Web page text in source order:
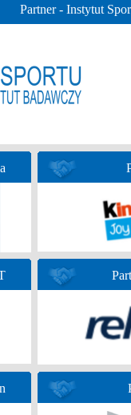
Partner - Instytut